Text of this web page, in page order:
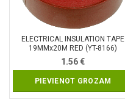
ELECTRICAL INSULATION TAPE
19MMx20M RED (YT-8166)
1.56€
PIEVIENOT GROZAM